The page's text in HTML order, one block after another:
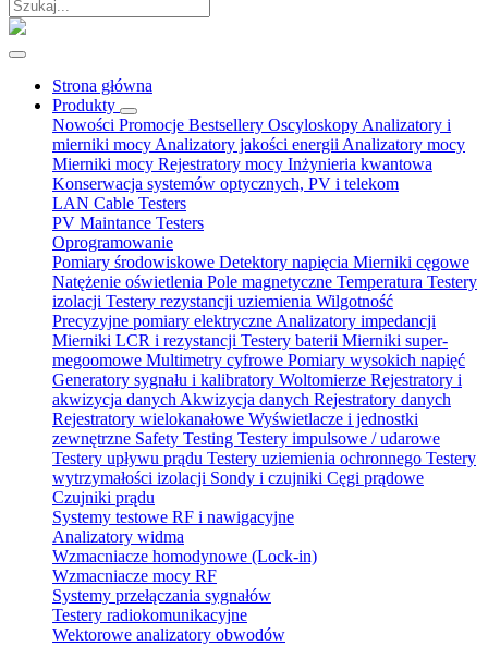
Strona główna
Produkty
Nowości Promocje Bestsellery Oscyloskopy Analizatory i
mierniki mocy Analizatory jakości energii Analizatory mocy
Mierniki mocy Rejestratory mocy Inżynieria kwantowa
Konserwacja systemów optycznych, PV i telekom
LAN Cable Testers
PV Maintance Testers
Oprogramowanie
Pomiary środowiskowe Detektory napięcia Mierniki cęgowe
Natężenie oświetlenia Pole magnetyczne Temperatura Testery
izolacji Testery rezystancji uziemienia Wilgotność
Precyzyjne pomiary elektryczne Analizatory impedancji
Mierniki LCR i rezystancji Testery baterii Mierniki super-
megoomowe Multimetry cyfrowe Pomiary wysokich napięć
Generatory sygnału i kalibratory Woltomierze Rejestratory i
akwizycja danych Akwizycja danych Rejestratory danych
Rejestratory wielokanałowe Wyświetlacze i jednostki
zewnętrzne Safety Testing Testery impulsowe / udarowe
Testery upływu prądu Testery uziemienia ochronnego Testery
wytrzymałości izolacji Sondy i czujniki Cęgi prądowe
Czujniki prądu
Systemy testowe RF i nawigacyjne
Analizatory widma
Wzmacniacze homodynowe (Lock‑in)
Wzmacniacze mocy RF
Systemy przełączania sygnałów
Testery radiokomunikacyjne
Wektorowe analizatory obwodów